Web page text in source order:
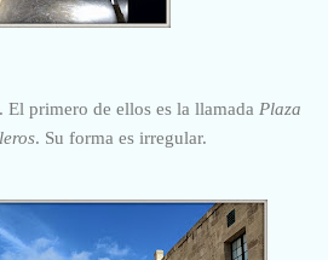
El primero de ellos es la llamada Plaza
. Su forma es irregular.